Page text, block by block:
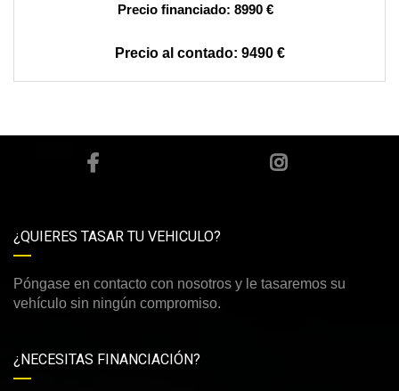
8990 €
9490 €
¿QUIERES TASAR TU VEHICULO?
Póngase en contacto con nosotros y le tasaremos su
vehículo sin ningún compromiso.
¿NECESITAS FINANCIACIÓN?